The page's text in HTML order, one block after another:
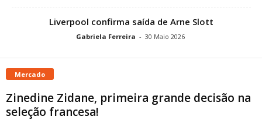
Liverpool confirma saída de Arne Slott
Gabriela Ferreira - 30 Maio 2026
Mercado
Zinedine Zidane, primeira grande decisão na
seleção francesa!